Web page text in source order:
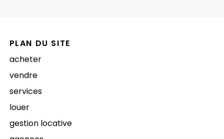
PLAN DU SITE
acheter
vendre
services
louer
gestion locative